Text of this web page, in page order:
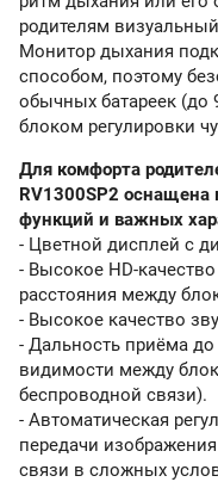
родителям
Монитор дыхания
способом, поэтому
обычных батареек (до
блоком регулировки
Для комфорта
RV1300SP2
функций и важных
- Цветной дисплей с
- Высокое HD-
расстояния между
- Высокое качество
- Дальность приёма
видимости между
беспроводной связи).
- Автоматическая
передачи
связи в сложных